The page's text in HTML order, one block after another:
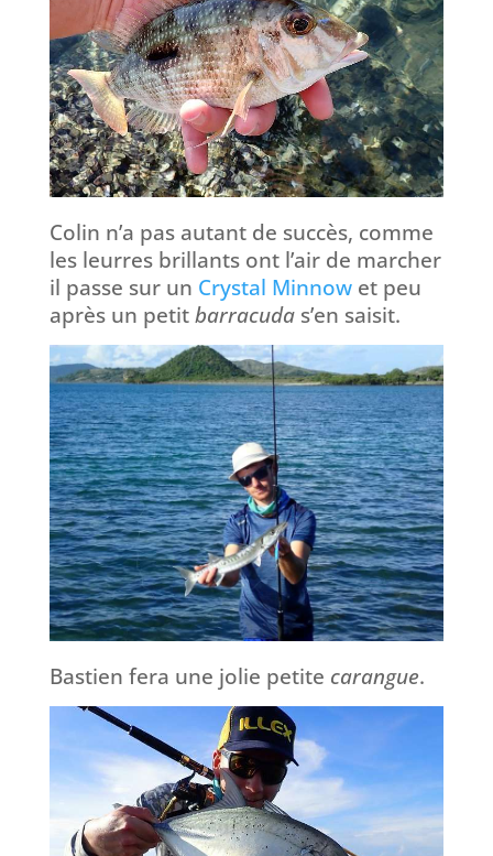
Colin n’a pas autant de succès, comme
les leurres brillants ont l’air de marcher
il passe sur un Crystal Minnowet peu
après un petit barracudas’en saisit.
Bastien fera une jolie petite carangue.